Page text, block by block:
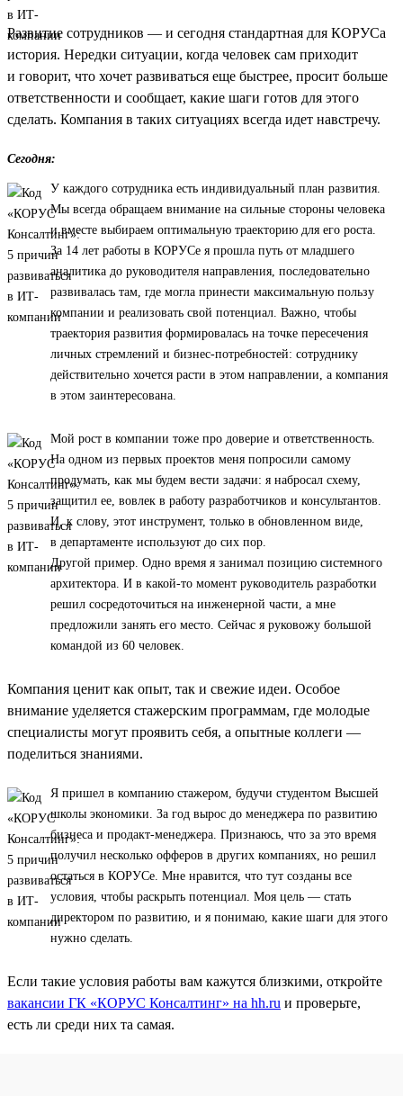
Развитие сотрудников — и сегодня стандартная для КОРУСа
история. Нередки ситуации, когда человек сам приходит
и говорит, что хочет развиваться еще быстрее, просит больше
ответственности и сообщает, какие шаги готов для этого
сделать. Компания в таких ситуациях всегда идет навстречу.
Сегодня:
У каждого сотрудника есть индивидуальный план развития.
Мы всегда обращаем внимание на сильные стороны человека
и вместе выбираем оптимальную траекторию для его роста.
За 14 лет работы в КОРУСе я прошла путь от младшего
аналитика до руководителя направления, последовательно
развивалась там, где могла принести максимальную пользу
компании и реализовать свой потенциал. Важно, чтобы
траектория развития формировалась на точке пересечения
личных стремлений и бизнес-потребностей: сотруднику
действительно хочется расти в этом направлении, а компания
в этом заинтересована.
Мой рост в компании тоже про доверие и ответственность.
На одном из первых проектов меня попросили самому
продумать, как мы будем вести задачи: я набросал схему,
защитил ее, вовлек в работу разработчиков и консультантов.
И, к слову, этот инструмент, только в обновленном виде,
в департаменте используют до сих пор.
Другой пример. Одно время я занимал позицию системного
архитектора. И в какой-то момент руководитель разработки
решил сосредоточиться на инженерной части, а мне
предложили занять его место. Сейчас я руковожу большой
командой из 60 человек.
Компания ценит как опыт, так и свежие идеи. Особое
внимание уделяется стажерским программам, где молодые
специалисты могут проявить себя, а опытные коллеги —
поделиться знаниями.
Я пришел в компанию стажером, будучи студентом Высшей
школы экономики. За год вырос до менеджера по развитию
бизнеса и продакт-менеджера. Признаюсь, что за это время
получил несколько офферов в других компаниях, но решил
остаться в КОРУСе. Мне нравится, что тут созданы все
условия, чтобы раскрыть потенциал. Моя цель — стать
директором по развитию, и я понимаю, какие шаги для этого
нужно сделать.
Если такие условия работы вам кажутся близкими, откройте
вакансии ГК «КОРУС Консалтинг» на hh.ru и проверьте,
есть ли среди них та самая.